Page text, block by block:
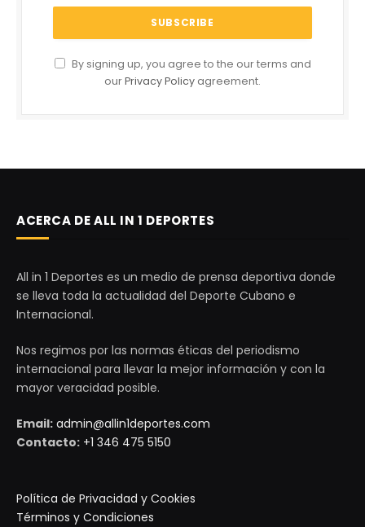
By signing up, you agree to the our terms and
ourPrivacy Policy agreement.
ACERCA DE ALL IN 1 DEPORTES
All in 1 Deportes es un medio de prensa deportiva donde
se lleva toda la actualidad del Deporte Cubano e
Internacional.
Nos regimos por las normas éticas del periodismo
internacional para llevar la mejor información y con la
mayor veracidad posible.
Email: admin@allin1deportes.com
Contacto: +1 346 475 5150
Política de Privacidad y Cookies
Términos y Condiciones